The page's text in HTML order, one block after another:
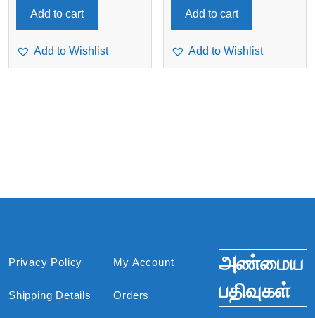
Add to cart
Add to Wishlist
Add to cart
Add to Wishlist
Privacy Policy
Shipping Details
My Account
Orders
அண்மைய
பதிவுகள்